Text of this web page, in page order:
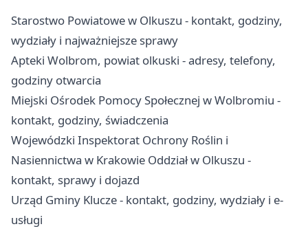
Starostwo Powiatowe w Olkuszu - kontakt, godziny,
wydziały i najważniejsze sprawy
Apteki Wolbrom, powiat olkuski - adresy, telefony,
godziny otwarcia
Miejski Ośrodek Pomocy Społecznej w Wolbromiu -
kontakt, godziny, świadczenia
Wojewódzki Inspektorat Ochrony Roślin i
Nasiennictwa w Krakowie Oddział w Olkuszu -
kontakt, sprawy i dojazd
Urząd Gminy Klucze - kontakt, godziny, wydziały i e-
usługi